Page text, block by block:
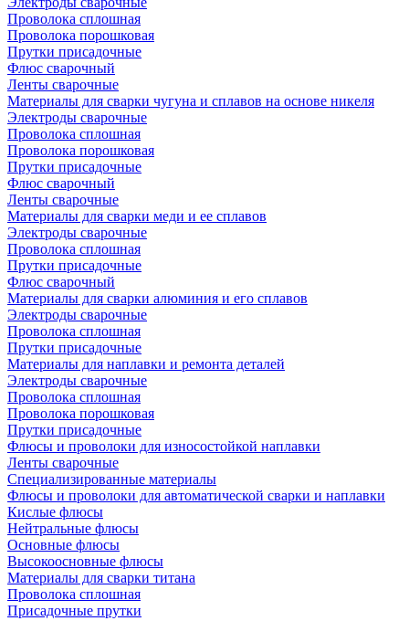
Проволока сплошная
Проволока порошковая
Прутки присадочные
Флюс сварочный
Ленты сварочные
Материалы для сварки чугуна и сплавов на основе никеля
Электроды сварочные
Проволока сплошная
Проволока порошковая
Прутки присадочные
Флюс сварочный
Ленты сварочные
Материалы для сварки меди и ее сплавов
Электроды сварочные
Проволока сплошная
Прутки присадочные
Флюс сварочный
Материалы для сварки алюминия и его сплавов
Электроды сварочные
Проволока сплошная
Прутки присадочные
Материалы для наплавки и ремонта деталей
Электроды сварочные
Проволока сплошная
Проволока порошковая
Прутки присадочные
Флюсы и проволоки для износостойкой наплавки
Ленты сварочные
Специализированные материалы
Флюсы и проволоки для автоматической сварки и наплавки
Кислые флюсы
Нейтральные флюсы
Основные флюсы
Высокоосновные флюсы
Материалы для сварки титана
Проволока сплошная
Присадочные прутки